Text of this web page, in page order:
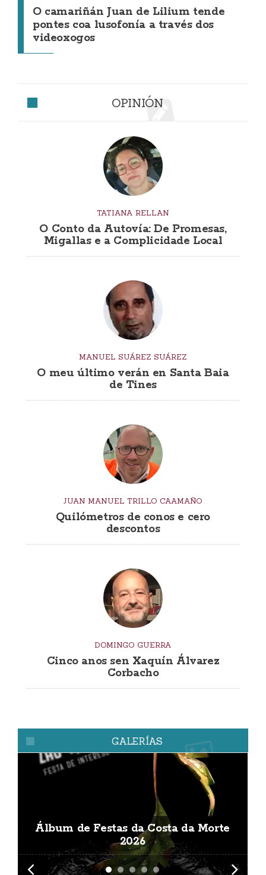
O camariñán Juan de Lilium tende
pontes coa lusofonía a través dos
videoxogos
OPINIÓN
TATIANA RELLAN
O Conto da Autovía: De Promesas,
Migallas e a Complicidade Local
MANUEL SUÁREZ SUÁREZ
O meu último verán en Santa Baia
de Tines
JUAN MANUEL TRILLO CAAMAÑO
Quilómetros de conos e cero
descontos
DOMINGO GUERRA
Cinco anos sen Xaquín Álvarez
Corbacho
GALERÍAS
Álbum de Festas da Costa da Morte
2026